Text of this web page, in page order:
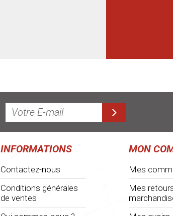
INFORMATIONS
Contactez-nous
Conditions générales
de ventes
MON
Mes
Mes